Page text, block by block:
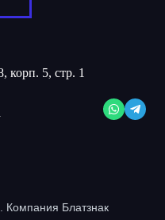
корп. 5, стр. 1
Блатзнак